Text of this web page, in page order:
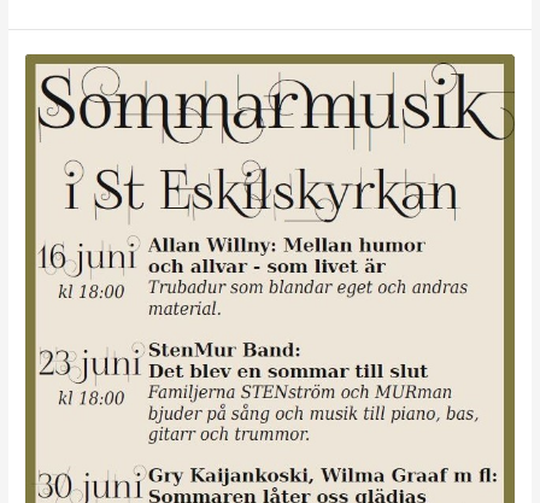
Sommarmusik
Trio
Triangel